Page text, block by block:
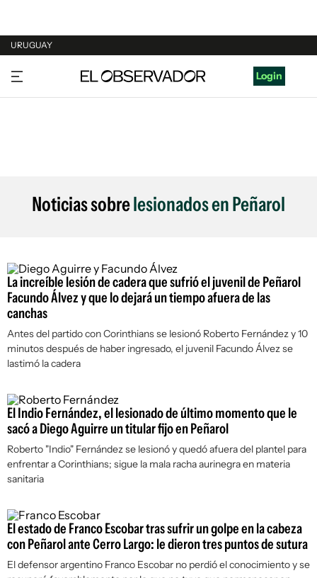
URUGUAY
URUGUAY
ARGENTINA
Login
Noticias sobrelesionados en Peñarol
La increíble lesión de cadera que sufrió el juvenil de Peñarol
Facundo Álvez y que lo dejará un tiempo afuera de las
canchas
Antes del partido con Corinthians se lesionó Roberto Fernández y 10
minutos después de haber ingresado, el juvenil Facundo Álvez se
lastimó la cadera
El Indio Fernández, el lesionado de último momento que le
sacó a Diego Aguirre un titular fijo en Peñarol
Roberto "Indio" Fernández se lesionó y quedó afuera del plantel para
enfrentar a Corinthians; sigue la mala racha aurinegra en materia
sanitaria
El estado de Franco Escobar tras sufrir un golpe en la cabeza
con Peñarol ante Cerro Largo: le dieron tres puntos de sutura
El defensor argentino Franco Escobar no perdió el conocimiento y se